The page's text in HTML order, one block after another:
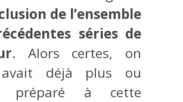
de l’ensemble
séries de
. Alors certes, on
déjà plus ou
préparé à cette